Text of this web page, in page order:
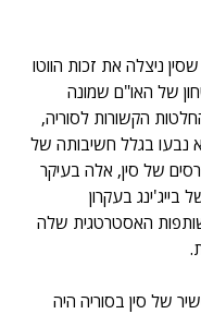
ניצלה את זכות הווטו
של האו"ם שמונה
הקשורות לסוריה,
נבעו בגלל חשיבותה של
של סין, אלה בעיקר
בעקרון
האסטרטגית שלה
של סין בסוריה היה